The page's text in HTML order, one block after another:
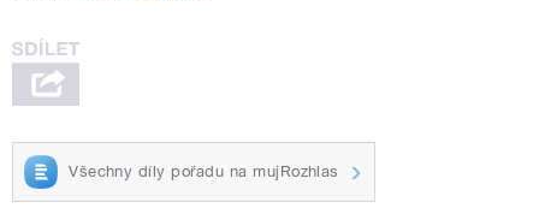
Všechny díly pořadu na mujRozhlas